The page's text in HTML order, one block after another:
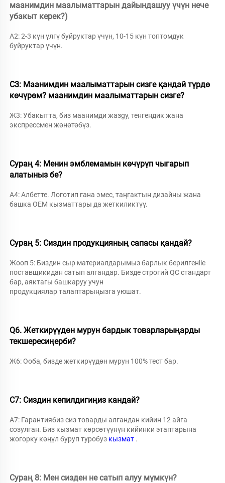
маанимдин маалыматтарын дайындашуу үчүн нече
убакыт керек?)
A2: 2-3 күн үлгү буйруктар үчүн, 10-15 күн топтомдук
буйруктар үчүн.
С3: Маанимдин маалыматтарын сизге қандай түрдө
көчүрөм? маанимдин маалыматтарын сизге?
Ж3: Убакытта, биз маанимди жазgy, тенгендик жана
экспрессмен жөнөтөбүз.
Сураң 4: Менин эмблемамын көчүрүп чыгарып
алатыныз бе?
А4: Албетте. Логотип гана эмес, таңгактын дизайны жана
башка OEM кызматтары да жеткиликтүү.
Сураң 5: Сиздин продукцияның сапасы қандай?
Жооп 5: Биздин сыр материалдарымыз барлык берилгенlie
поставщикидан сатып алгандар. Бизде строгий QC стандарт
бар, аяктагы башкаруу учун
продукциялар талаптарыңызга уюшат.
Q6. Жеткирүүдөн мурун бардык товарларыңарды
текшересиңерби?
Ж6: Ооба, бизде жеткирүүдөн мурун 100% тест бар.
С7: Сиздин кепилдигиңиз кандай?
A7: Гарантиябиз сиз товарды алгандан кийин 12 айга
созулган. Биз кызмат көрсөтүүнүн кийинки этаптарына
жогорку көңүл буруп туробуз кызмат .
Сураң 8: Мен сизден не сатып алуу мүмкүн?